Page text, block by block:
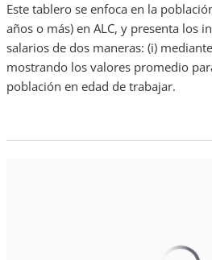
Este tablero se enfoca en la
años o más) en ALC, y presenta los
salarios de dos maneras: (i)
mostrando los valores promedio
población en edad de trabajar.